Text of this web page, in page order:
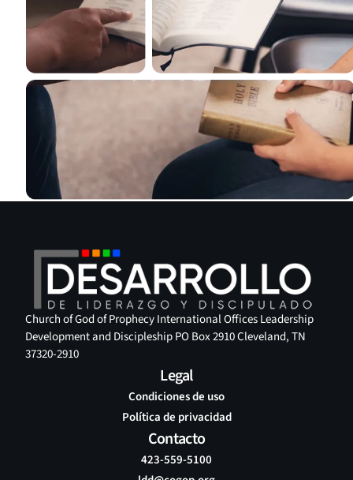
Church of God of Prophecy International Offices Leadership
Development and Discipleship PO Box 2910 Cleveland, TN
37320-2910
Legal
Condiciones de uso
Política de privacidad
Contacto
423-559-5100